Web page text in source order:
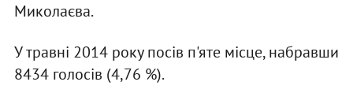
Миколаєва.
У травні 2014 року посів п'яте місце, набравши
8434 голосів (4,76 %).